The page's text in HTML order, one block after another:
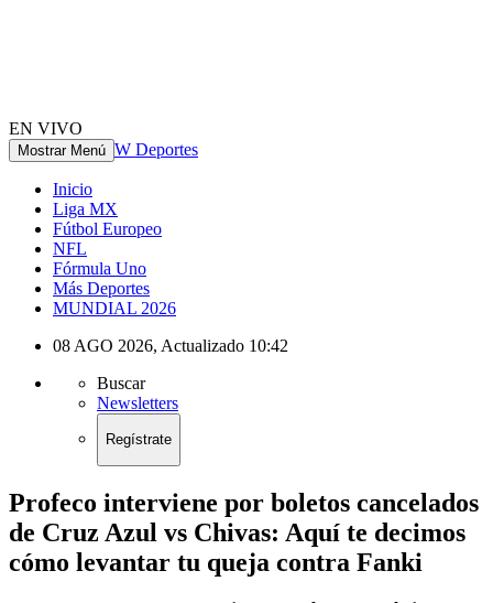
EN VIVO
Mostrar Menú W Deportes
Inicio
Liga MX
Fútbol Europeo
NFL
Fórmula Uno
Más Deportes
MUNDIAL 2026
08 AGO 2026, Actualizado 10:42
Buscar
Newsletters
Regístrate
Profeco interviene por boletos cancelados
de Cruz Azul vs Chivas: Aquí te decimos
cómo levantar tu queja contra Fanki